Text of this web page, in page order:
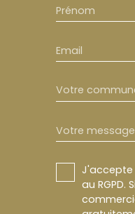
Prénom
Email
Votre
Votre message
J'accepte
au